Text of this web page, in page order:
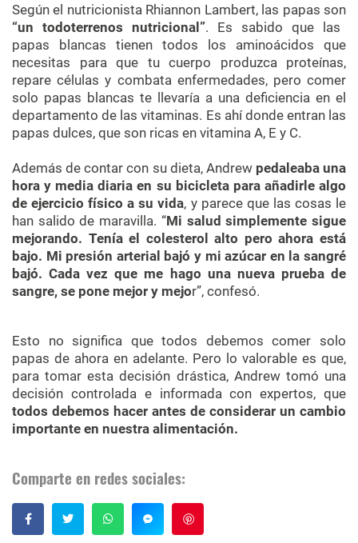
Según el nutricionista Rhiannon Lambert, las papas son
“un todoterrenos nutricional”. Es sabido que las
papas blancas tienen todos los aminoácidos que
necesitas para que tu cuerpo produzca proteínas,
repare células y combata enfermedades, pero comer
solo papas blancas te llevaría a una deficiencia en el
departamento de las vitaminas. Es ahí donde entran las
papas dulces, que son ricas en vitamina A, E y C.
Además de contar con su dieta, Andrew pedaleaba una
hora y media diaria en su bicicleta para añadirle algo
de ejercicio físico a su vida, y parece que las cosas le
han salido de maravilla. “Mi salud simplemente sigue
mejorando. Tenía el colesterol alto pero ahora está
bajo. Mi presión arterial bajó y mi azúcar en la sangré
bajó. Cada vez que me hago una nueva prueba de
sangre, se pone mejor y mejor”, confesó.
Esto no significa que todos debemos comer solo
papas de ahora en adelante. Pero lo valorable es que,
para tomar esta decisión drástica, Andrew tomó una
decisión controlada e informada con expertos, que
todos debemos hacer antes de considerar un cambio
importante en nuestra alimentación.
Comparte en redes sociales: